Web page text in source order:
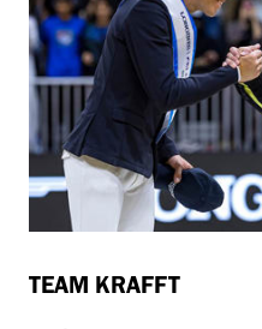
TEAM KRAFFT